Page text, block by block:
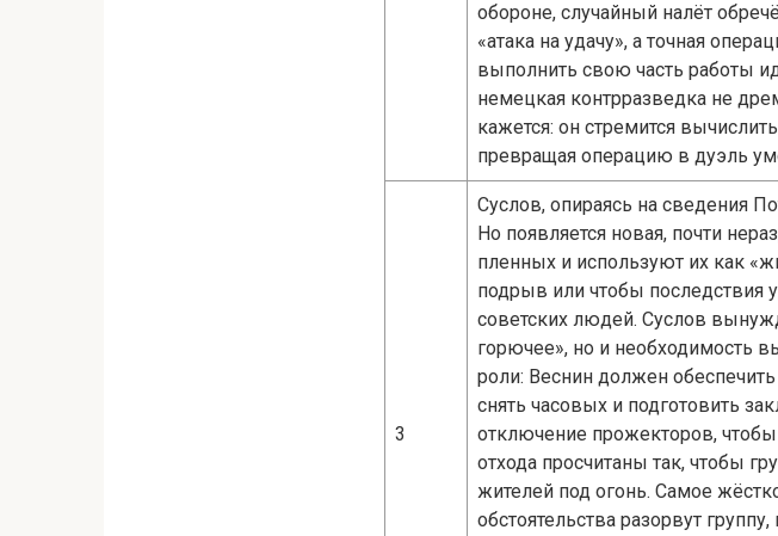
обороне, случайный налёт
«атака на удачу», а точная
выполнить свою часть работы
немецкая контрразведка не
кажется: он стремится
превращая операцию в дуэль
3
Суслов, опираясь на сведения
Но появляется новая, почти
пленных и используют их как
подрыв или чтобы последствия
советских людей. Суслов
горючее», но и необходимость
роли: Веснин должен
снять часовых и подготовить
отключение прожекторов,
отхода просчитаны так, чтобы
жителей под огонь. Самое
обстоятельства разорвут